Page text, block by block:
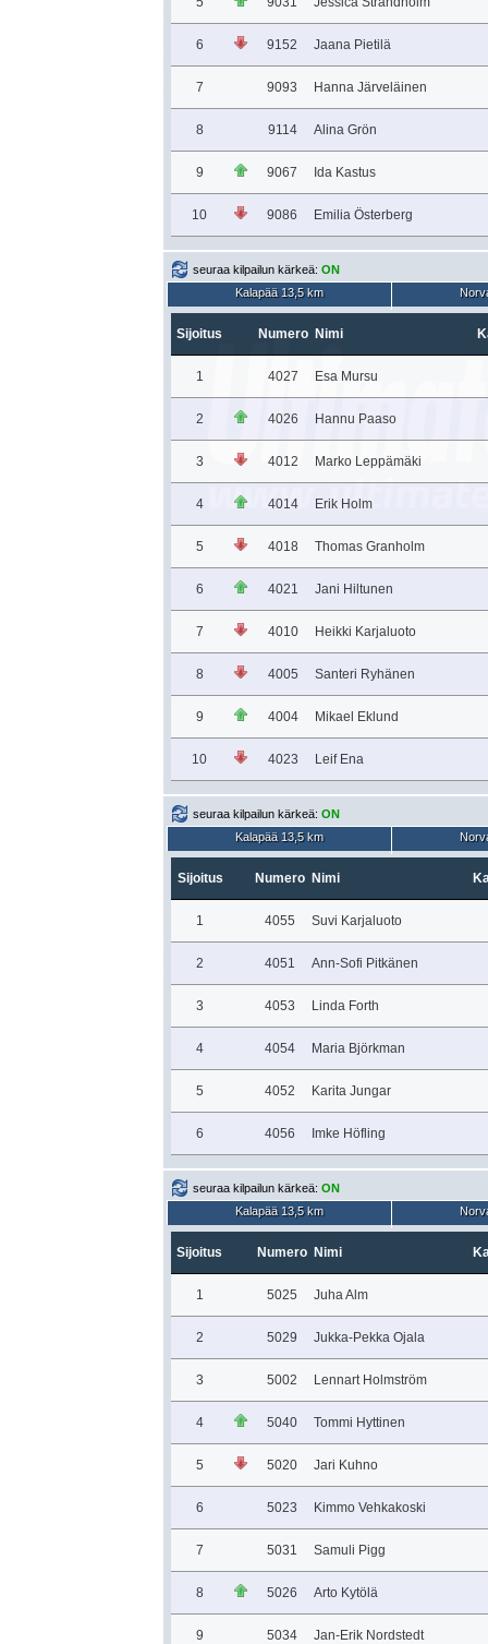
6 9152 Jaana Pietilä
7 9093 Hanna Järveläinen
8 9114 Alina Grön
9 9067 Ida Kastus
10 9086 Emilia Österberg
seuraa kilpailun kärkeä: ON
Kalapää 13,5 km
Sijoitus Numero Nimi
1 4027 Esa Mursu
2 4026 Hannu Paaso
3 4012 Marko Leppämäki
4 4014 Erik Holm
5 4018 Thomas Granholm
6 4021 Jani Hiltunen
7 4010 Heikki Karjaluoto
8 4005 Santeri Ryhänen
9 4004 Mikael Eklund
10 4023 Leif Ena
seuraa kilpailun kärkeä: ON
Kalapää 13,5 km
Sijoitus Numero Nimi
1 4055 Suvi Karjaluoto
2 4051 Ann-Sofi Pitkänen
3 4053 Linda Forth
4 4054 Maria Björkman
5 4052 Karita Jungar
6 4056 Imke Höfling
seuraa kilpailun kärkeä: ON
Kalapää 13,5 km
Sijoitus Numero Nimi
1 5025 Juha Alm
2 5029 Jukka-Pekka Ojala
3 5002 Lennart Holmström
4 5040 Tommi Hyttinen
5 5020 Jari Kuhno
6 5023 Kimmo Vehkakoski
7 5031 Samuli Pigg
8 5026 Arto Kytölä
9 5034 Jan-Erik Nordstedt